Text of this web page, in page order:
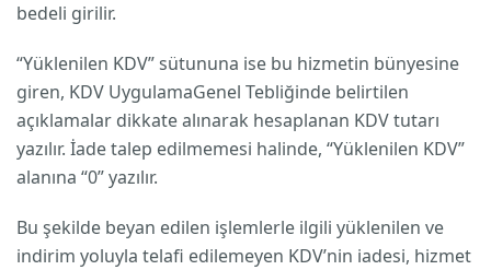
bedeli girilir.
“Yüklenilen KDV” sütununa ise bu hizmetin bünyesine
giren, KDV UygulamaGenel Tebliğinde belirtilen
açıklamalar dikkate alınarak hesaplanan KDV tutarı
yazılır. İade talep edilmemesi halinde, “Yüklenilen KDV”
alanına “0” yazılır.
Bu şekilde beyan edilen işlemlerle ilgili yüklenilen ve
indirim yoluyla telafi edilemeyen KDV’nin iadesi, hizmet